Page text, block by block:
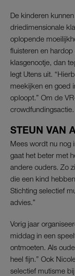
De kinderen
driedimensionale
oplopende
fluisteren en
klasgenootje, dan
legt Utens uit.
meekijken en goed
oploopt.” Om de
crowdfundingsactie.
STEUN VAN
Mees wordt nu nog
gaat het beter met
andere ouders. Zo
die een kind
Stichting selectief
advies.”
Vorig jaar
middag in een
ontmoeten. Als
heel fijn.” Ook
selectief mutisme